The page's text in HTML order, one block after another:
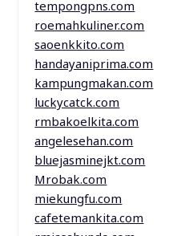
tempongpns.com
roemahkuliner.com
saoenkkito.com
handayaniprima.com
kampungmakan.com
luckycatck.com
rmbakoelkita.com
angelesehan.com
bluejasminejkt.com
Mrobak.com
miekungfu.com
cafetemankita.com